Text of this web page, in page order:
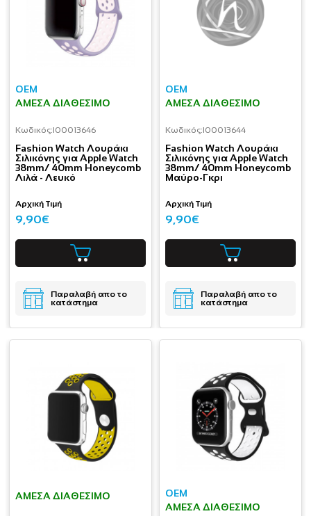
OEM
ΆΜΕΣΑ ΔΙΑΘΈΣΙΜΟ
Κωδικός:I00013646
Fashion Watch Λουράκι
Σιλικόνης για Apple Watch
38mm/ 40mm Honeycomb
Λιλά - Λευκό
Αρχική Τιμή
9,90€
Παραλαβή απο το
κατάστημα
OEM
ΆΜΕΣΑ ΔΙΑΘΈΣΙΜΟ
Κωδικός:I00013644
Fashion Watch Λουράκι
Σιλικόνης για Apple Watch
38mm/ 40mm Honeycomb
Μαύρο-Γκρι
Αρχική Τιμή
9,90€
Παραλαβή απο το
κατάστημα
ΆΜΕΣΑ ΔΙΑΘΈΣΙΜΟ
OEM
ΆΜΕΣΑ ΔΙΑΘΈΣΙΜΟ